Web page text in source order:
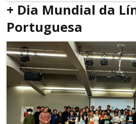
+ Dia Mundial da
Portuguesa